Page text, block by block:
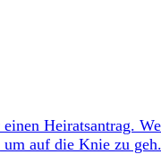
Heiratsantrag.
um auf die Knie zu